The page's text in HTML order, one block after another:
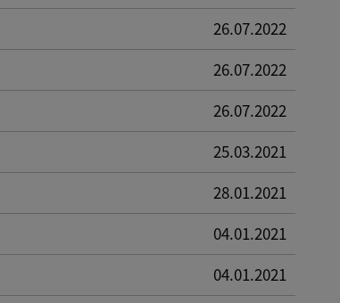
26.07.2022
26.07.2022
26.07.2022
25.03.2021
28.01.2021
04.01.2021
04.01.2021